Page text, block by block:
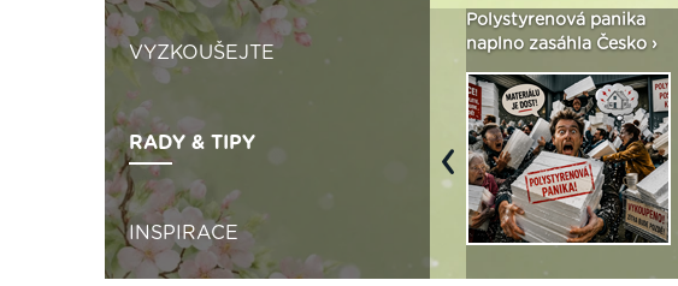
VYZKOUŠEJTE
RADY & TIPY
INSPIRACE
Není polystyren? My ho
seženeme! ›
Seriál: Letní přehřívání
podkroví a vše o něm ›
Polystyrenová panika
naplno zasáhla Česko ›
Previous